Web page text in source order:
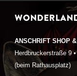
ANSCHRIFT SHOP
Herdbruckerstraße 9
(beim Rathausplatz)